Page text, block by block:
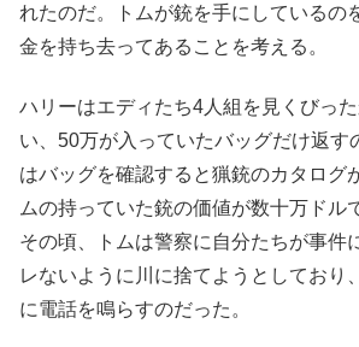
れたのだ。トムが銃を手にしているの
金を持ち去ってあることを考える。
ハリーはエディたち4人組を見くびっ
い、50万が入っていたバッグだけ返す
はバッグを確認すると猟銃のカタログ
ムの持っていた銃の価値が数十万ドル
その頃、トムは警察に自分たちが事件
レないように川に捨てようとしており
に電話を鳴らすのだった。